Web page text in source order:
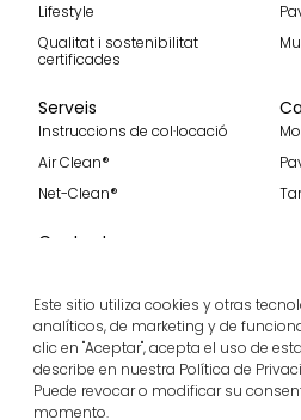
Este sitio utiliza cookies y otras
analíticos, de marketing y de
clic en "Aceptar", acepta el uso de
describe en nuestra Política de
Puede revocar o modificar su
momento.
Lifestyle
Qualitat i sostenibilitat
certificades
Serveis
Instruccions de col·locació
Air Clean®
Net-Clean®
Contacte
Uneix-te a nosaltres
Rep les nostres darreres